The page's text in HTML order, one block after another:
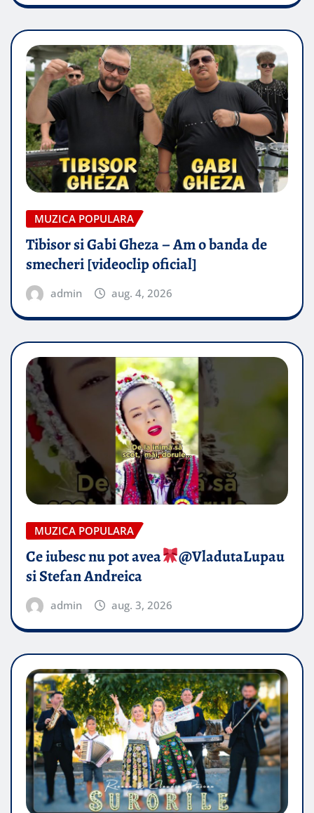
MUZICA POPULARA
Tibisor si Gabi Gheza – Am o banda de
smecheri [videoclip oficial]
admin aug. 4, 2026
MUZICA POPULARA
Ce iubesc nu pot avea
​@VladutaLupau
si Stefan Andreica
admin aug. 3, 2026